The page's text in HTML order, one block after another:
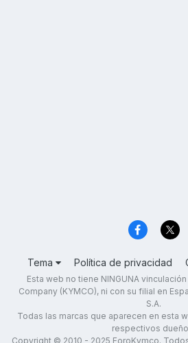
Tema Política de privacidad
Esta web no tiene NINGUNA
Company (KYMCO), ni con su filial en
S.A.
Todas las marcas que aparecen en esta
respectivos
Copyright © 2010 - 2025 ForoKymco.